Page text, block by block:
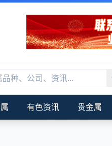
有色资讯 贵金属